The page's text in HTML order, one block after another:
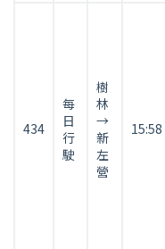
434
每
日
行
駛
樹
林
→
新
左
營
15:58